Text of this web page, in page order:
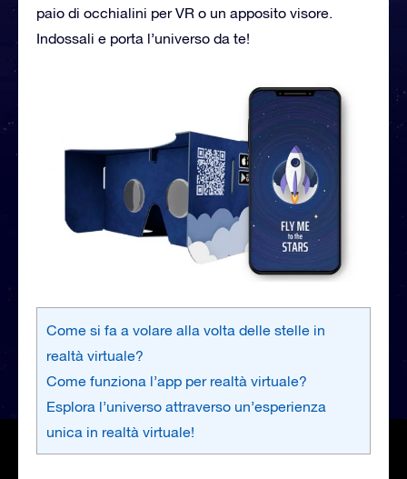
paio di occhialini per VR o un apposito visore.
Indossali e porta l’universo da te!
Come si fa a volare alla volta delle stelle in
realtà virtuale?
Come funziona l’app per realtà virtuale?
Esplora l’universo attraverso un’esperienza
unica in realtà virtuale!